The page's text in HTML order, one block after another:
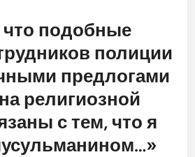
что подобные
полиции
предлогами
религиозной
с тем, что я